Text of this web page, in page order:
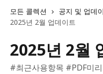
모든 콜렉션 공지 및 업데
2025년 2월 업데이트
2025년 2월
#최근사용항목 #PDF미